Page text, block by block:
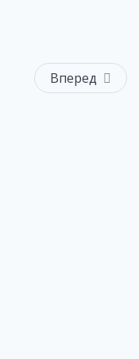
Вперед